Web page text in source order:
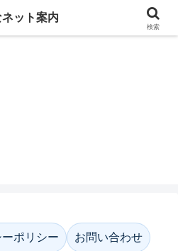
ポリシー お問い合わせ
ット案内
検索